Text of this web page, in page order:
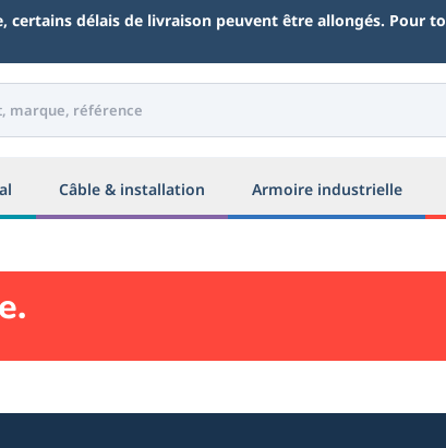
certains délais de livraison peuvent être allongés.
Câble & installation Armoire industrielle